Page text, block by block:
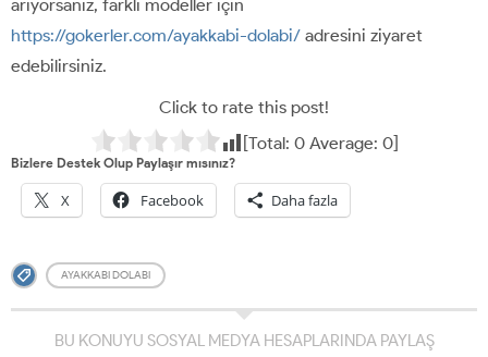
arıyorsanız, farklı modeller için
https://gokerler.com/ayakkabi-dolabi/ adresini ziyaret
edebilirsiniz.
Click to rate this post!
[Total: 0Average: 0]
Bizlere Destek Olup Paylaşır mısınız?
X Facebook Daha fazla
AYAKKABI DOLABI
BU KONUYU SOSYAL MEDYA HESAPLARINDA PAYLAŞ